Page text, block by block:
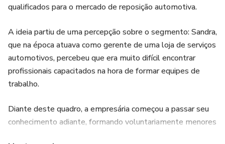
qualificados para o mercado de reposição automotiva.
A ideia partiu de uma percepção sobre o segmento: Sandra,
que na época atuava como gerente de uma loja de serviços
automotivos, percebeu que era muito difícil encontrar
profissionais capacitados na hora de formar equipes de
trabalho.
Diante deste quadro, a empresária começou a passar seu
conhecimento adiante, formando voluntariamente menores